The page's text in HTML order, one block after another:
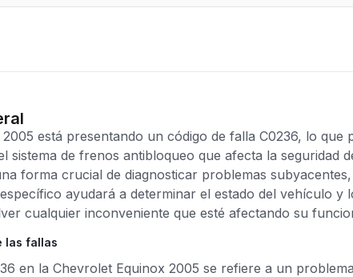
está presentando un código de falla C0236, lo que
sistema de frenos antibloqueo que afecta la seguridad
forma crucial de diagnosticar problemas
ayudará a determinar el estado del vehículo y
cualquier inconveniente que esté afectando su
las fallas
en la Chevrolet Equinox 2005 se refiere a un